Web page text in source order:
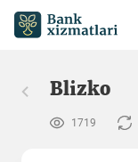
Blizko
1719